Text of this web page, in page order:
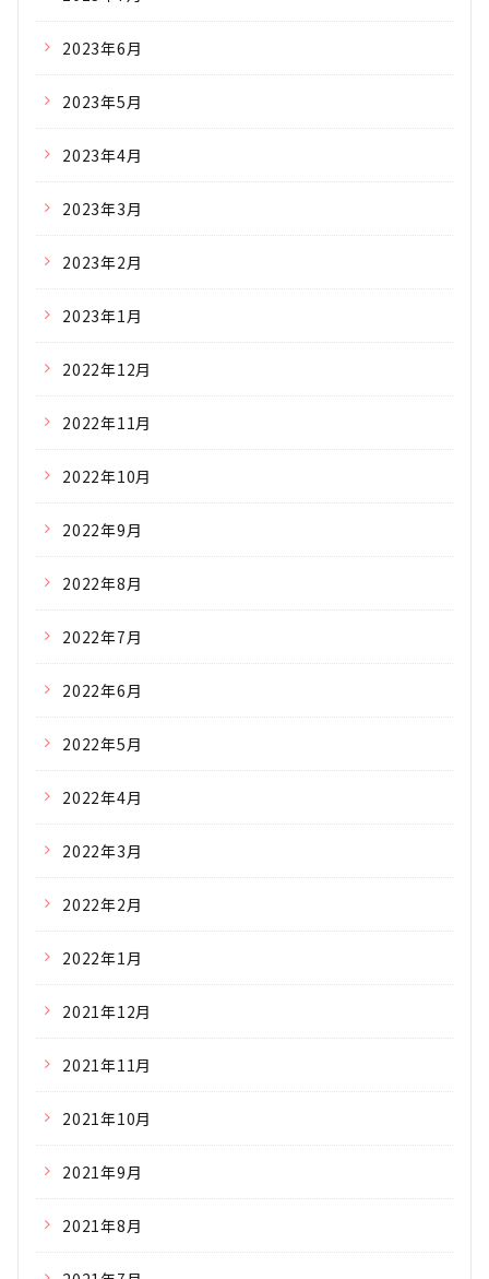
2023年6月
2023年5月
2023年4月
2023年3月
2023年2月
2023年1月
2022年12月
2022年11月
2022年10月
2022年9月
2022年8月
2022年7月
2022年6月
2022年5月
2022年4月
2022年3月
2022年2月
2022年1月
2021年12月
2021年11月
2021年10月
2021年9月
2021年8月